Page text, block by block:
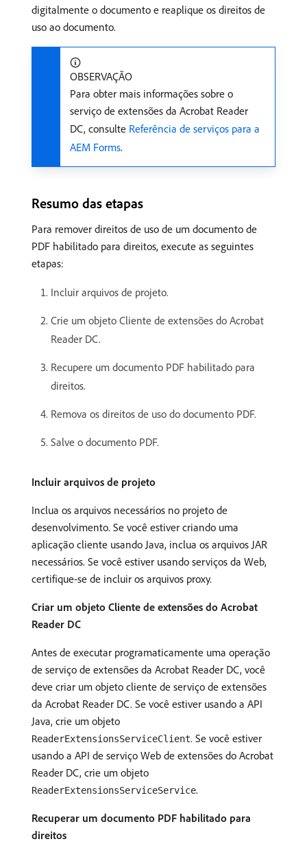
digitalmente o documento e reaplique os direitos de
uso ao documento.
OBSERVAÇÃO
Para obter mais informações sobre o
serviço de extensões da Acrobat Reader
DC, consulte Referência de serviços para a
AEM Forms.
Resumo das etapas
Para remover direitos de uso de um documento de
PDF habilitado para direitos, execute as seguintes
etapas:
Incluir arquivos de projeto.
Crie um objeto Cliente de extensões do Acrobat
Reader DC.
Recupere um documento PDF habilitado para
direitos.
Remova os direitos de uso do documento PDF.
Salve o documento PDF.
Incluir arquivos de projeto
Inclua os arquivos necessários no projeto de
desenvolvimento. Se você estiver criando uma
aplicação cliente usando Java, inclua os arquivos JAR
necessários. Se você estiver usando serviços da Web,
certifique-se de incluir os arquivos proxy.
Criar um objeto Cliente de extensões do Acrobat
Reader DC
Antes de executar programaticamente uma operação
de serviço de extensões da Acrobat Reader DC, você
deve criar um objeto cliente de serviço de extensões
da Acrobat Reader DC. Se você estiver usando a API
Java, crie um objeto
ReaderExtensionsServiceClient. Se você estiver
usando a API de serviço Web de extensões do Acrobat
Reader DC, crie um objeto
ReaderExtensionsServiceService.
Recuperar um documento PDF habilitado para
direitos